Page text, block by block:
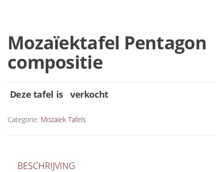
Mozaïektafel Pentagon
compositie
Deze tafel is verkocht
Categorie: Mozaiek Tafels
BESCHRIJVING